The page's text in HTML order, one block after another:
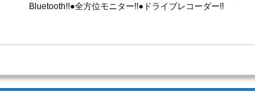
Bluetooth!!●全方位モニター!!●ドライブレコーダー!!